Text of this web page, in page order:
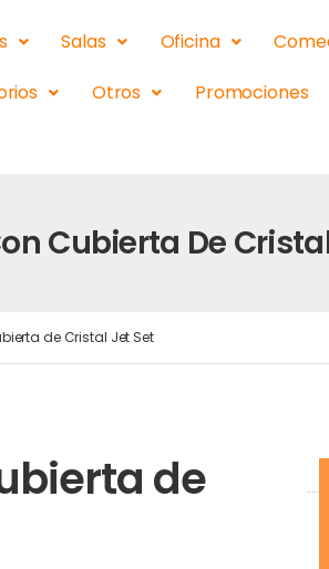
Salas Oficina
Otros Promociones
Cubierta De
de Cristal Jet Set
de